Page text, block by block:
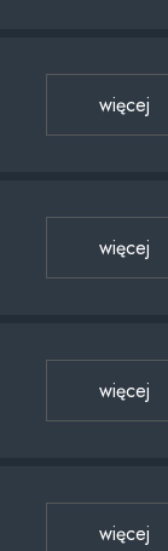
więcej
więcej
więcej
więcej